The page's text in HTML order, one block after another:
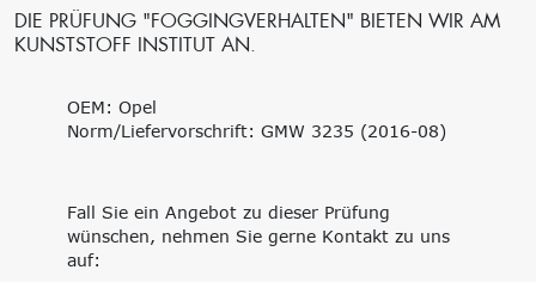
Neue Materialien
Anwendungstechnik
Aktuelle
Material– &
Schadensanalyse
Recycling
Aus- und
Firmenschulungen
Aktuelle Termine
Erstausbildung
Forschung
Forschungsschwerpunkte
Forschungsprojekte
DIE PRÜFUNG "FOGGINGVERHALTEN" BIETEN WIR AM
KUNSTSTOFF INSTITUT AN.
OEM: Opel
Norm/Liefervorschrift: GMW 3235 (2016-08)
Fall Sie ein Angebot zu dieser Prüfung
wünschen, nehmen Sie gerne Kontakt zu uns
auf: